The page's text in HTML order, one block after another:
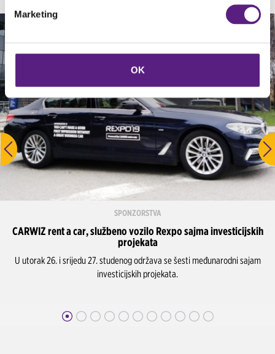
Marketing
OK
SPONZORSTVA
CARWIZ rent a car, službeno vozilo Rexpo sajma investicijskih
projekata
U utorak 26. i srijedu 27. studenog održava se šesti međunarodni sajam
investicijskih projekata.